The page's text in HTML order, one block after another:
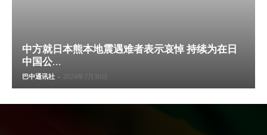
中方就日本熊本地震遇难者表示哀悼 持续为在日
中国公...
巴中通讯社 - 2026年7月30日